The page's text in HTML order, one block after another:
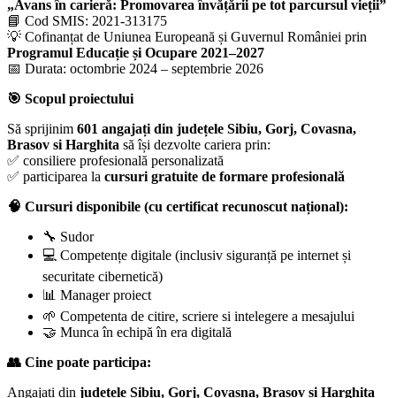
„Avans în carieră: Promovarea învățării pe tot parcursul vieții”
📘 Cod SMIS: 2021-313175
💡 Cofinanțat de Uniunea Europeană și Guvernul României prin
Programul Educație și Ocupare 2021–2027
📅 Durata: octombrie 2024 – septembrie 2026
🎯 Scopul proiectului
Să sprijinim 601 angajați din județele Sibiu, Gorj, Covasna,
Brasov si Harghita să își dezvolte cariera prin:
✅ consiliere profesională personalizată
✅ participarea la cursuri gratuite de formare profesională
🧠 Cursuri disponibile (cu certificat recunoscut național):
🔧 Sudor
💻 Competențe digitale (inclusiv siguranță pe internet și
securitate cibernetică)
📊 Manager proiect
🌱 Competenta de citire, scriere si intelegere a mesajului
🤝 Munca în echipă în era digitală
👥 Cine poate participa:
Angajați din județele Sibiu, Gorj, Covasna, Brasov si Harghita